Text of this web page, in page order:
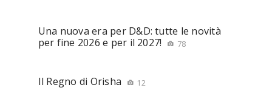
Una nuova era per D&D: tutte le novità
per fine 2026 e per il 2027!
78
Il Regno di Orisha 12